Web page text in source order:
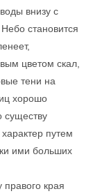
внизу с
становится
цветом скал,
тени на
хорошо
существу
путем
ими больших
края